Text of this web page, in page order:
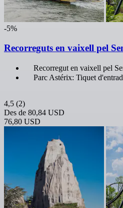
-5%
Recorreguts en vaixell pel
Recorregut en vaixell pel
Parc Astérix: Tiquet
4,5 (2)
Des de 80,84 USD
76,80 USD